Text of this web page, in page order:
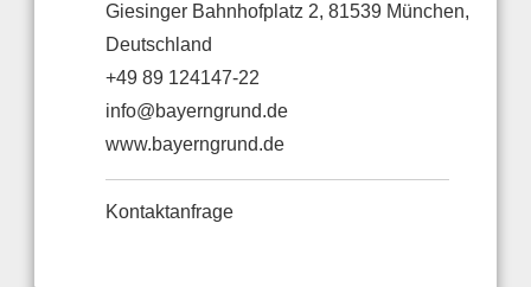
Giesinger Bahnhofplatz 2, 81539 München,
Deutschland
+49 89 124147-22
info@bayerngrund.de
www.bayerngrund.de
Kontaktanfrage